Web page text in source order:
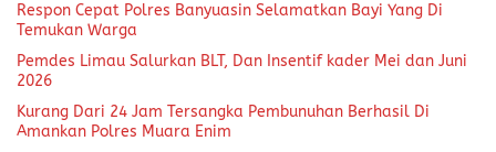
Respon Cepat Polres Banyuasin Selamatkan Bayi Yang Di
Temukan Warga
Pemdes Limau Salurkan BLT, Dan Insentif kader Mei dan Juni
2026
Kurang Dari 24 Jam Tersangka Pembunuhan Berhasil Di
Amankan Polres Muara Enim